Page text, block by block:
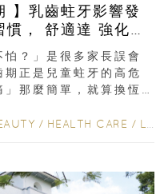
】乳齒蛀牙影響發
強化琺
怕？」是很多家長誤會
正是兒童蛀牙的高危
那麼簡單，就算換恆
/ HEALTH CARE / LIFESTYLE